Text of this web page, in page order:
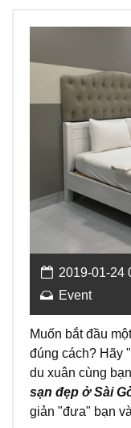
2019-01-24
Event
Muốn bắt đầu
đúng cách? Hãy
du xuân cùng
sạn đẹp ở Sài
giản "đưa" bạn